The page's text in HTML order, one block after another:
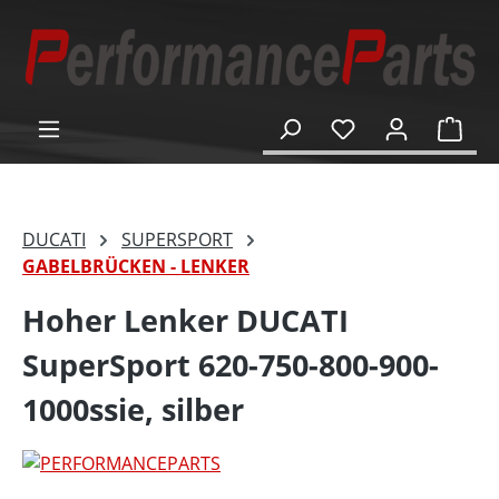
springen
DUCATI
SUPERSPORT
GABELBRÜCKEN - LENKER
Hoher Lenker DUCATI
SuperSport 620-750-800-900-
1000ssie, silber